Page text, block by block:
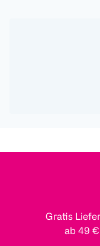
Gratis
ab 49 €